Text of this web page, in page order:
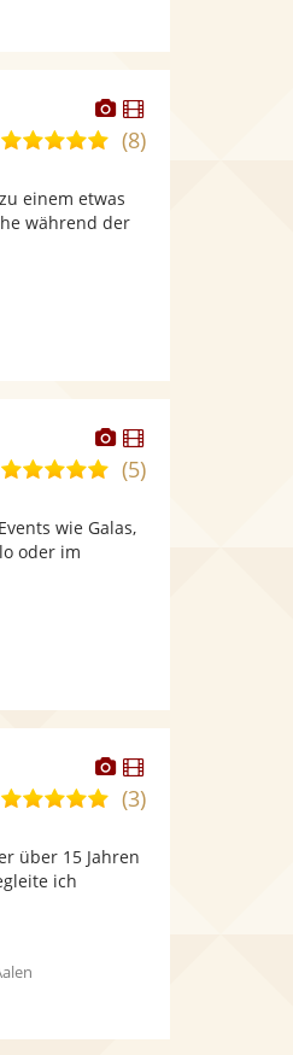
Dieser
Künstler
stellt
bereit.
Dieser
Künstler
5,0
5
Sternen
(8)
einem etwas
während der
Dieser
Künstler
stellt
bereit.
Dieser
Künstler
5,0
5
(5)
wie Galas,
oder im
Dieser
Künstler
stellt
bereit.
Dieser
Künstler
5,0
5
(3)
über 15 Jahren
ich